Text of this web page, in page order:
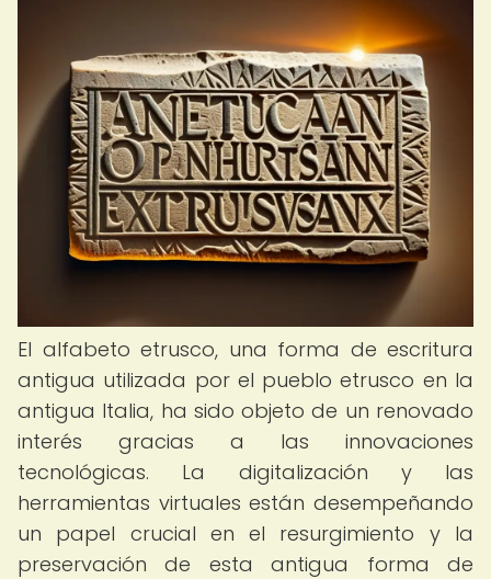
El alfabeto etrusco, una forma de escritura
antigua utilizada por el pueblo etrusco en la
antigua Italia, ha sido objeto de un renovado
interés gracias a las innovaciones
tecnológicas. La digitalización y las
herramientas virtuales están desempeñando
un papel crucial en el resurgimiento y la
preservación de esta antigua forma de